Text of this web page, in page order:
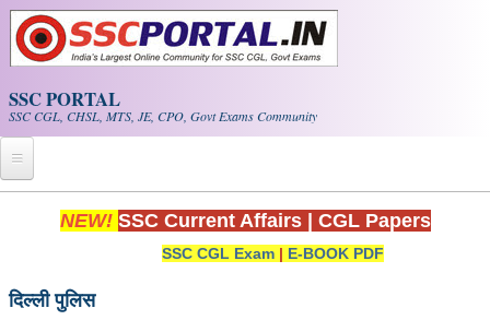
Skip to main content
SSC PORTAL
SSC CGL, CHSL, MTS, JE, CPO, Govt Exams Community
Home
Exam Calendar
NEW! SSC Current Affairs CGL Papers
SSC CGL Exam | E-BOOK PDF
दिल्ली पुलिस